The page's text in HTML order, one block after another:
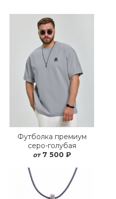
Футболка премиум
серо-голубая
от 7 500 ₽